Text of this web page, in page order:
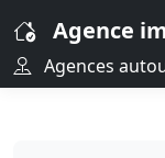
Agence
Agences